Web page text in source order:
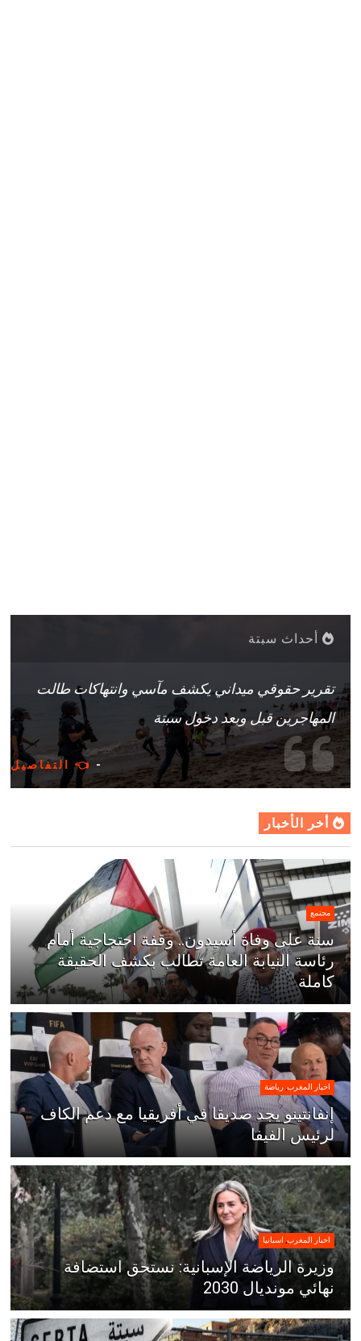
أحداث سبتة
تقرير حقوقي ميداني يكشف مآسي وانتهاكات طالت
المهاجرين قبل وبعد دخول سبتة
- 👈 التفاصيل
أخر الأخبار
مجتمع
سنة على وفاة أسيدون.. وقفة احتجاجية أمام
رئاسة النيابة العامة تطالب بكشف الحقيقة
كاملة
اخبار المغرب ,رياضة
إنفانتينو يجد صديقا في أفريقيا مع دعم الكاف
لرئيس الفيفا
اخبار المغرب اسبانيا
وزيرة الرياضة الإسبانية: نستحق استضافة
نهائي مونديال 2030